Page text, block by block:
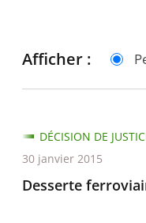
Afficher :
Desserte
DÉCISION DE
30 janvier 2015